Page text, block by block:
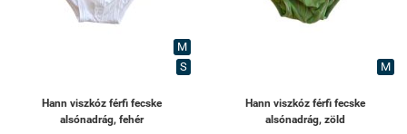
M
S
Hann viszkóz férfi fecske
alsónadrág, fehér
M
Hann viszkóz férfi fecske
alsónadrág, zöld